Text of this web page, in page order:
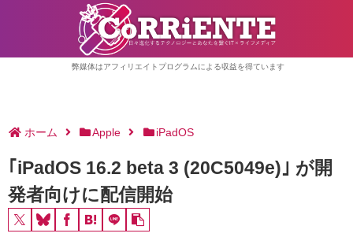
弊媒体はアフィリエイトプログラムによる収益を得ています
ホーム Apple iPadOS
｢iPadOS 16.2 beta 3 (20C5049e)｣ が開
発者向けに配信開始